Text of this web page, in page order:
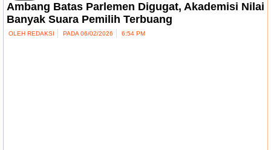
Ambang Batas Parlemen Digugat, Akademisi Nilai
Banyak Suara Pemilih Terbuang
OLEH REDAKSI PADA 06/02/2026 6:54 PM